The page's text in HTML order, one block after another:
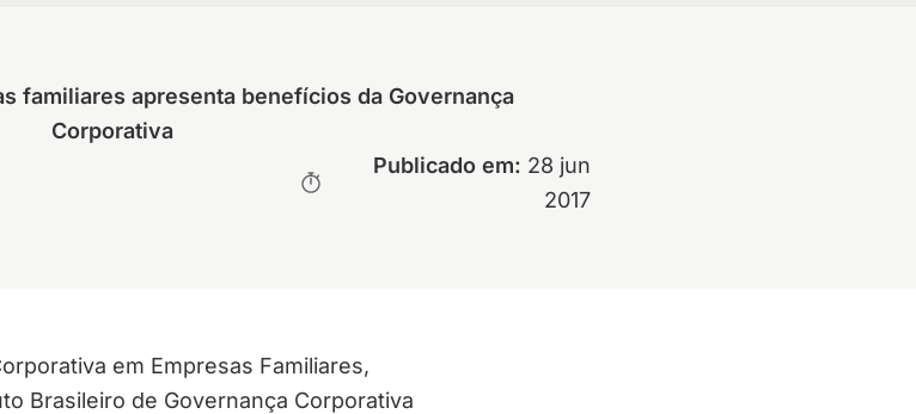
familiares apresenta benefícios da Governança
Corporativa
Publicado em: 28 jun
2017
em Empresas Familiares,
Brasileiro de Governança Corporativa